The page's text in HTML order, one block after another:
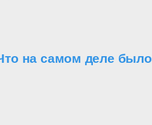
на самом деле было